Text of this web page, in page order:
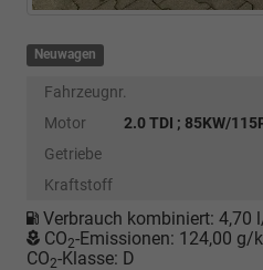
Neuwagen
Fahrzeugnr.
Motor
2.0 TDI ; 85KW/
Getriebe
Kraftstoff
Verbrauch kombiniert: 4,70
CO2-Emissionen: 124,00 g/
CO2-Klasse: D